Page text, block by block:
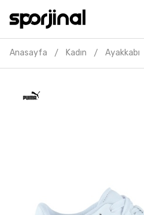
Anasayfa / Kadın / Ayakkabı